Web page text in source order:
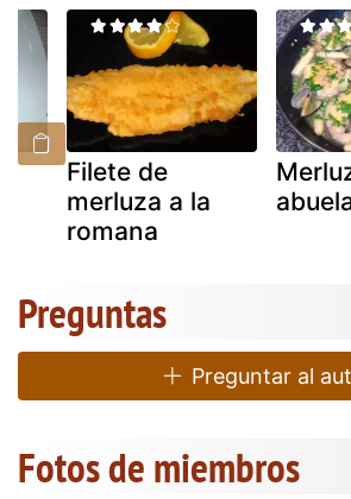
Filete de
merluza a la
romana
Preguntas
Preguntar al
Fotos de miembros